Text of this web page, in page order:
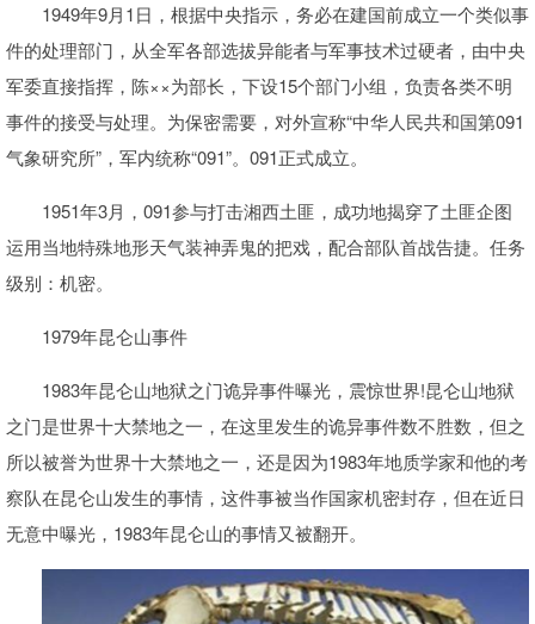
1949年9月1日，根据中央指示，务必在建国前成立一个类似事
件的处理部门，从全军各部选拔异能者与军事技术过硬者，由中央
军委直接指挥，陈××为部长，下设15个部门小组，负责各类不明
事件的接受与处理。为保密需要，对外宣称“中华人民共和国第091
气象研究所”，军内统称“091”。091正式成立。
1951年3月，091参与打击湘西土匪，成功地揭穿了土匪企图
运用当地特殊地形天气装神弄鬼的把戏，配合部队首战告捷。任务
级别：机密。
1979年昆仑山事件
1983年昆仑山地狱之门诡异事件曝光，震惊世界!昆仑山地狱
之门是世界十大禁地之一，在这里发生的诡异事件数不胜数，但之
所以被誉为世界十大禁地之一，还是因为1983年地质学家和他的考
察队在昆仑山发生的事情，这件事被当作国家机密封存，但在近日
无意中曝光，1983年昆仑山的事情又被翻开。